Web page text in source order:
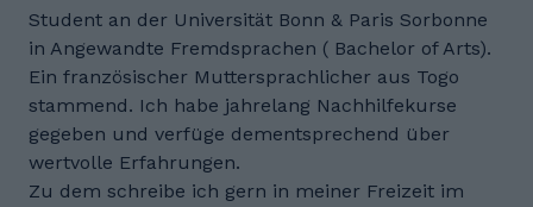
Student an der Universität Bonn & Paris Sorbonne
in Angewandte Fremdsprachen ( Bachelor of Arts).
Ein französischer Muttersprachlicher aus Togo
stammend. Ich habe jahrelang Nachhilfekurse
gegeben und verfüge dementsprechend über
wertvolle Erfahrungen.
Zu dem schreibe ich gern in meiner Freizeit im